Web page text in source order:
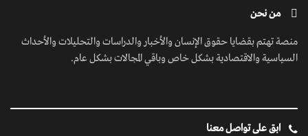
من نحن
منصة تهتم بقضايا حقوق الإنسان والأخبار والدراسات والتحليلات والأحداث
السياسية والاقتصادية بشكل خاص وباقي المجالات بشكل عام.
ابق على تواصل معنا